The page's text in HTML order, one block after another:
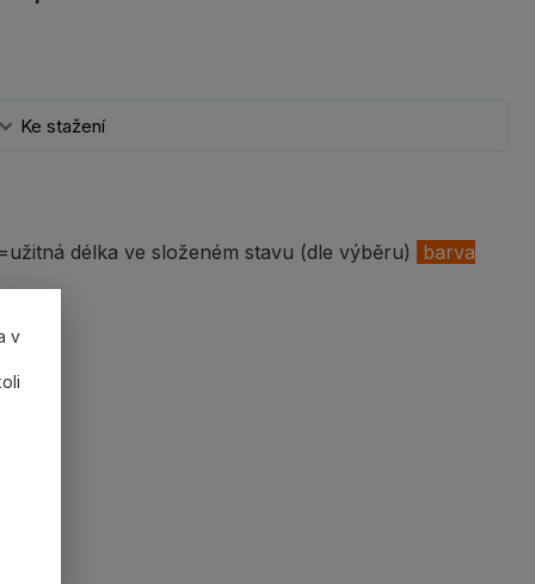
Ke stažení
délka ve složeném stavu (dle výběru)
barva
v